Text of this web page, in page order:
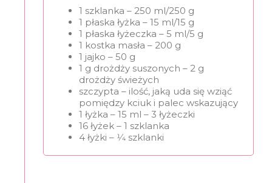
1 szklanka – 250 ml/250 g
1 płaska łyżka – 15 ml/15 g
1 płaska łyżeczka – 5 ml/5 g
1 kostka masła – 200 g
1 jajko – 50 g
1 g drożdży suszonych – 2 g
drożdży świeżych
szczypta – ilość, jaką uda się wziąć
pomiędzy kciuk i palec wskazujący
1 łyżka – 15 ml – 3 łyżeczki
16 łyżek – 1 szklanka
4 łyżki – 1⁄4 szklanki